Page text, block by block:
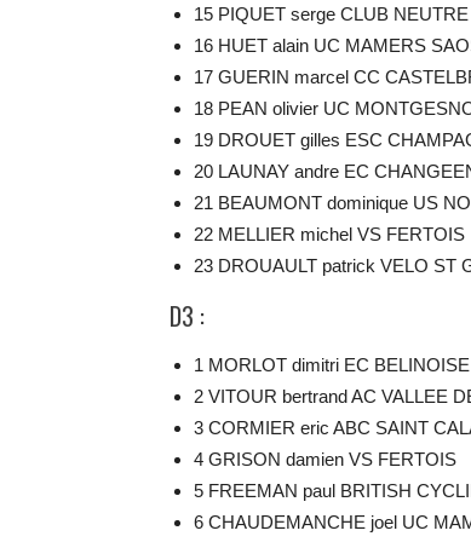
15 PIQUET serge CLUB
16 HUET alain UC MAMERS
17 GUERIN marcel CC
18 PEAN olivier UC
19 DROUET gilles ESC
20 LAUNAY andre EC
21 BEAUMONT dominique US
22 MELLIER michel VS FERTOIS
23 DROUAULT patrick VELO ST
D3 :
1 MORLOT dimitri EC BELINOISE
2 VITOUR bertrand AC VALLEE
3 CORMIER eric ABC SAINT
4 GRISON damien VS FERTOIS
5 FREEMAN paul BRITISH
6 CHAUDEMANCHE joel UC